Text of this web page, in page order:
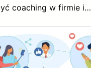
coaching w firmie i…